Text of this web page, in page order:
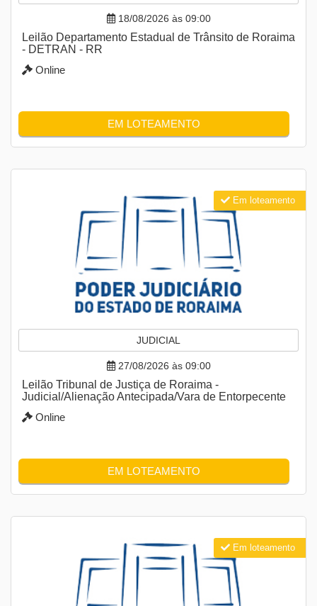
18/08/2026 às 09:00
Leilão Departamento Estadual de Trânsito de Roraima
- DETRAN - RR
Online
EM LOTEAMENTO
JUDICIAL
27/08/2026 às 09:00
Leilão Tribunal de Justiça de Roraima -
Judicial/Alienação Antecipada/Vara de Entorpecente
Online
EM LOTEAMENTO
Em loteamento
Em loteamento